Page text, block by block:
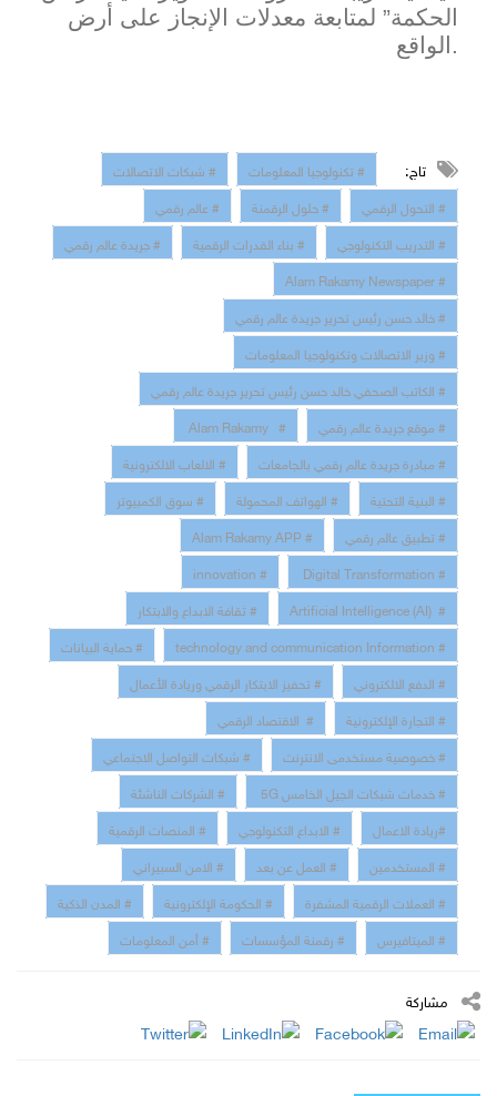
الحكمة” لمتابعة معدلات الإنجاز على أرض
الواقع.
تاج: # تكنولوجيا المعلومات
# شبكات الاتصالات
# التحول الرقمي
# حلول الرقمنة
# عالم رقمي
# التدريب التكنولوجي
# بناء القدرات الرقمية
# جريدة عالم رقمي
# Alam Rakamy Newspaper
# خالد حسن رئيس تحرير جريدة عالم رقمي
# وزير الاتصالات وتكنولوجيا المعلومات
# الكاتب الصحفي خالد حسن رئيس تحرير جريدة عالم رقمي
# موقع جريدة عالم رقمي
# Alam Rakamy
# مبادرة جريدة عالم رقمي بالجامعات
# الالعاب الالكترونية
# البنية التحتية
# الهواتف المحمولة
# سوق الكمبيوتر
# تطبيق عالم رقمي
# Alam Rakamy APP
# Digital Transformation
# innovation
# Artificial Intelligence (AI)
# ثقافة الابداع والابتكار
# technology and communication Information
# حماية البيانات
# الدفع الالكتروني
# تحفيز الابتكار الرقمي وريادة الأعمال
# التجارة الإلكترونية
# الاقتصاد الرقمي
# خصوصية مستخدمى الانترنت
# شبكات التواصل الاجتماعي
# خدمات شبكات الجيل الخامس 5G
# الشركات الناشئة
#ريادة الاعمال
# الابداع التكنولوجي
# المنصات الرقمية
# المستخدمين
# العمل عن بعد
# الامن السبيراني
# العملات الرقمية المشفرة
# الحكومة الإلكترونية
# المدن الذكية
# الميتافيرس
# رقمنة المؤسسات # أمن المعلومات
مشاركة